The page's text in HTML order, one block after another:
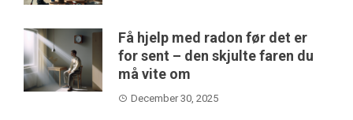
Få hjelp med radon før det er
for sent – den skjulte faren du
må vite om
December 30, 2025